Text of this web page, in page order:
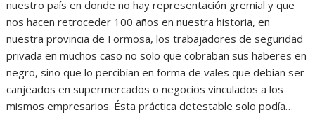
nuestro país en donde no hay representación gremial y que
nos hacen retroceder 100 años en nuestra historia, en
nuestra provincia de Formosa, los trabajadores de seguridad
privada en muchos caso no solo que cobraban sus haberes en
negro, sino que lo percibían en forma de vales que debían ser
canjeados en supermercados o negocios vinculados a los
mismos empresarios. Ésta práctica detestable solo podía…